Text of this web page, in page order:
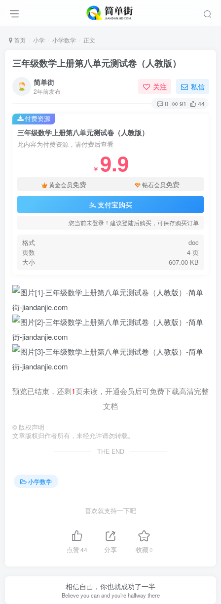
首页 小学 小学数学 正文
三年级数学上册第八单元测试卷（人教版）
简单街
2年前发布 关注 私信
0 91 44
三年级数学上册第八单元测试卷（人教版）
此内容为付费资源，请付费后查看
￥ 9.9
黄金会员免费 钻石会员免费
支付宝购买
您当前未登录！建议登陆后购买，可保存购买订单
格式
doc
页数
4 页
大小
607.00 KB
付费资源
预览已结束，还剩1页未读，开通会员后可免费下载高清完整
文档
© 版权声明
文章版权归作者所有，未经允许请勿转载。
THE END
小学数学
喜欢就支持一下吧
点赞44 分享 收藏0
相信自己，你也就成功了一半
Believe you can and you’re halfway there